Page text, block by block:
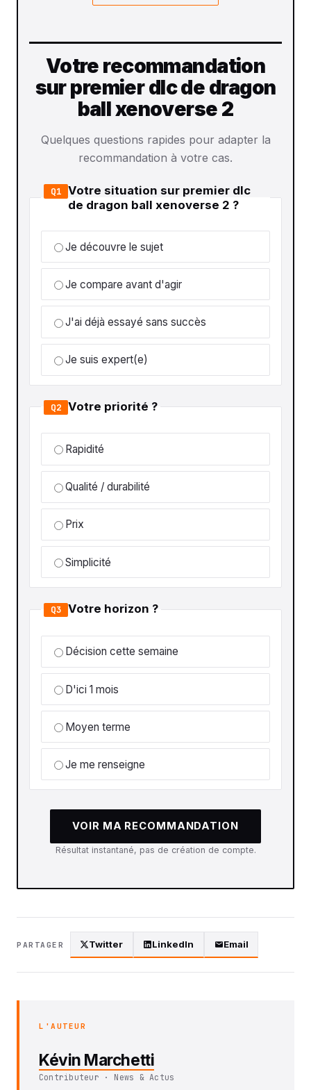
Votre recommandation
sur premier dlc de dragon
ball xenoverse 2
Quelques questions rapides pour adapter la
recommandation à votre cas.
Q1 Votre situation sur premier dlc
de dragon ball xenoverse 2 ?
Je découvre le sujet
Je compare avant d'agir
J'ai déjà essayé sans succès
Je suis expert(e)
Q2 Votre priorité ?
Rapidité
Qualité / durabilité
Prix
Simplicité
Q3 Votre horizon ?
Décision cette semaine
D'ici 1 mois
Moyen terme
Je me renseigne
VOIR MA RECOMMANDATION
Résultat instantané, pas de création de compte.
PARTAGER Twitter LinkedIn Email
L'AUTEUR
Kévin Marchetti
Contributeur · News & Actus